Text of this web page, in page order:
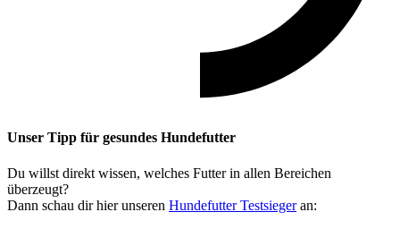
Unser Tipp für gesundes Hundefutter
Du willst direkt wissen, welches Futter in allen Bereichen
überzeugt?
Dann schau dir hier unseren Hundefutter Testsiegeran: